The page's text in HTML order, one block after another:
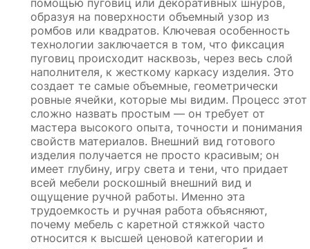
образуя на поверхности объемный узор из
ромбов или квадратов. Ключевая особенность
технологии заключается в том, что фиксация
пуговиц происходит насквозь, через весь слой
наполнителя, к жесткому каркасу изделия. Это
создает те самые объемные, геометрически
ровные ячейки, которые мы видим. Процесс этот
сложно назвать простым — он требует от
мастера высокого опыта, точности и понимания
свойств материалов. Внешний вид готового
изделия получается не просто красивым; он
имеет глубину, игру света и тени, что придает
всей мебели роскошный внешний вид и
ощущение ручной работы. Именно эта
трудоемкость и ручная работа объясняют,
почему мебель с каретной стяжкой часто
относится к высшей ценовой категории и